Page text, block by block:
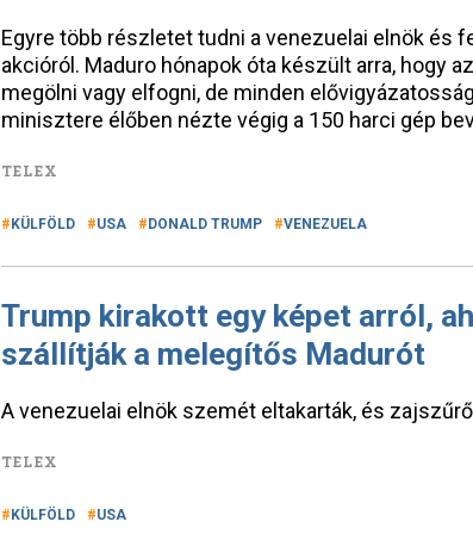
Egyre több részletet tudni a venezuelai elnök és
akcióról. Maduro hónapok óta készült arra, hogy
megölni vagy elfogni, de minden
minisztere élőben nézte végig a 150 harci gép
TELEX
KÜLFÖLD USA DONALD TRUMP VENEZUELA
Trump kirakott egy képet arról,
szállítják a melegítős Madurót
A venezuelai elnök szemét eltakarták, és
TELEX
KÜLFÖLD USA